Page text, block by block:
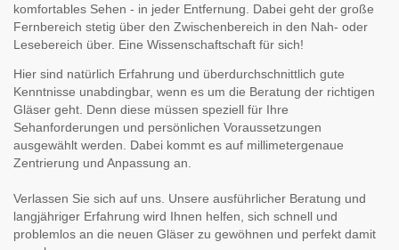
komfortables Sehen - in jeder Entfernung. Dabei geht der große
Fernbereich stetig über den Zwischenbereich in den Nah- oder
Lesebereich über. Eine Wissenschaftschaft für sich!
Hier sind natürlich Erfahrung und überdurchschnittlich gute
Kenntnisse unabdingbar, wenn es um die Beratung der richtigen
Gläser geht. Denn diese müssen speziell für Ihre
Sehanforderungen und persönlichen Voraussetzungen
ausgewählt werden. Dabei kommt es auf millimetergenaue
Zentrierung und Anpassung an.
Verlassen Sie sich auf uns. Unsere ausführlicher Beratung und
langjähriger Erfahrung wird Ihnen helfen, sich schnell und
problemlos an die neuen Gläser zu gewöhnen und perfekt damit